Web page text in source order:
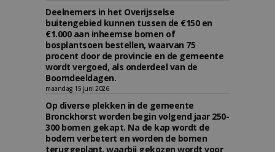
Deelnemers in het Overijsselse
buitengebied kunnen tussen de €150 en
€1.000 aan inheemse bomen of
bosplantsoen bestellen, waarvan 75
procent door de provincie en de gemeente
wordt vergoed, als onderdeel van de
Boomdeeldagen.
maandag 15 juni 2026
Op diverse plekken in de gemeente
Bronckhorst worden begin volgend jaar 250-
300 bomen gekapt. Na de kap wordt de
bodem verbetert en worden de bomen
teruggeplant, waarbij gekozen wordt voor